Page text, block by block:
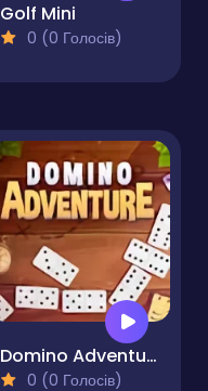
Golf Mini
0 (0 Голосів)
Domino Adventure
0 (0 Голосів)